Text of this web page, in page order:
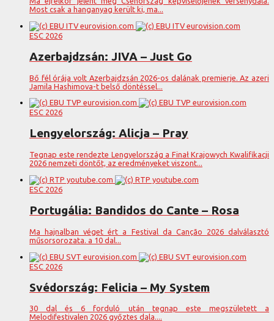
Most csak a hanganyag került ki, ma...
ESC 2026
Azerbajdzsán: JIVA – Just Go
Bő fél órája volt Azerbajdzsán 2026-os dalának premierje. Az azeri
Jamila Hashimova-t belső döntéssel...
ESC 2026
Lengyelország: Alicja – Pray
Tegnap este rendezte Lengyelország a Finał Krajowych Kwalifikacji
2026 nemzeti döntőt, az eredményeket viszont...
ESC 2026
Portugália: Bandidos do Cante – Rosa
Ma hajnalban véget ért a Festival da Canção 2026 dalválasztó
műsorsorozata. a 10 dal...
ESC 2026
Svédország: Felicia – My System
30 dal és 6 forduló után tegnap este megszületett a
Melodifestivalen 2026 győztes dala....